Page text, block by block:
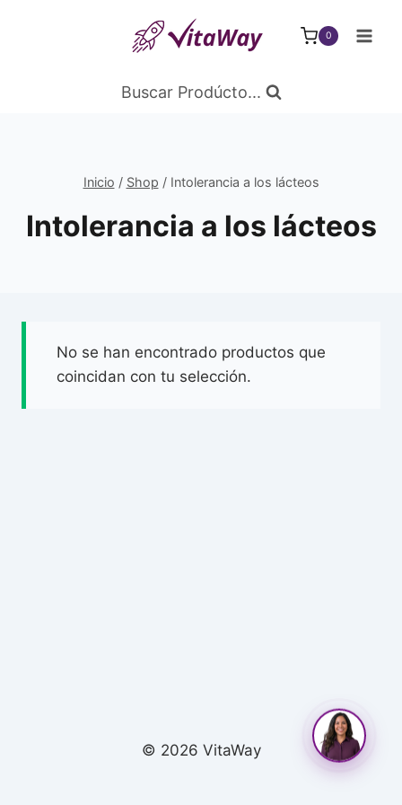
0
Buscar Prodúcto...
Inicio / Shop / Intolerancia a los lácteos
Intolerancia a los lácteos
No se han encontrado productos que
coincidan con tu selección.
© 2026 VitaWay